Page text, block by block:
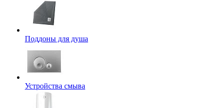
Поддоны для душа
Устройства смыва